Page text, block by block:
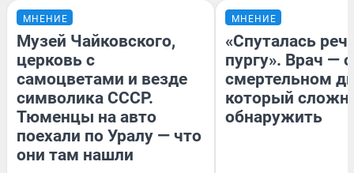
МНЕНИЕ
Музей Чайковского,
церковь с
самоцветами и везде
символика СССР.
Тюменцы на авто
поехали по Уралу — что
они там нашли
МНЕНИЕ
«Спуталась
пургу». Врач — о
смертельном
который
обнаружить